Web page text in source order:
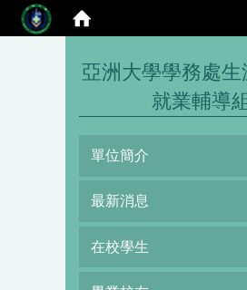
亞洲大學學務處生
就業輔導
單位簡介
最新消息
在校學生